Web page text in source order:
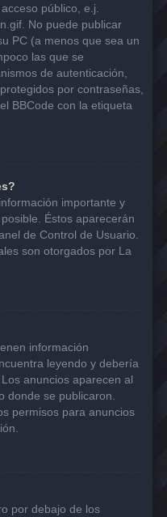
público, e.j.
No puede publicar
PC (a menos que sea un
las que se
de autenticación,
por contraseñas,
BBCode con la etiqueta
importante y
Éstos aparecerán
de Control de Usuario.
son otorgados por La
información
leyendo y debería
anuncios aparecen al
donde se publicaron.
permisos para anuncios
por debajo de los